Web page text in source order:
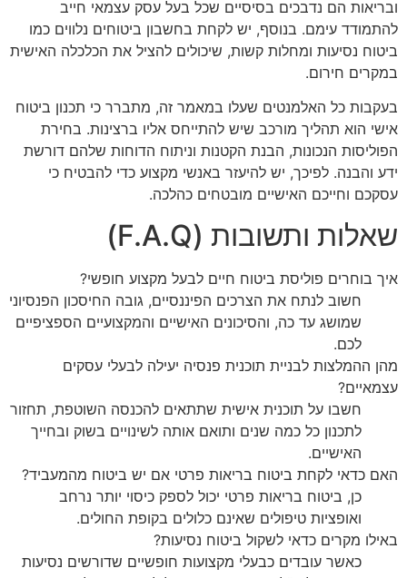
ובריאות הם נדבכים בסיסיים שכל בעל עסק עצמאי חייב
להתמודד עימם. בנוסף, יש לקחת בחשבון ביטוחים נלווים כמו
ביטוח נסיעות ומחלות קשות, שיכולים להציל את הכלכלה האישית
במקרים חירום.
בעקבות כל האלמנטים שעלו במאמר זה, מתברר כי תכנון ביטוח
אישי הוא תהליך מורכב שיש להתייחס אליו ברצינות. בחירת
הפוליסות הנכונות, הבנת הקטנות וניתוח הדוחות שלהם דורשת
ידע והבנה. לפיכך, יש להיעזר באנשי מקצוע כדי להבטיח כי
עסקכם וחייכם האישיים מובטחים כהלכה.
שאלות ותשובות (F.A.Q)
איך בוחרים פוליסת ביטוח חיים לבעל מקצוע חופשי?
חשוב לנתח את הצרכים הפיננסיים, גובה החיסכון הפנסיוני
שמושג עד כה, והסיכונים האישיים והמקצועיים הספציפיים
לכם.
מהן ההמלצות לבניית תוכנית פנסיה יעילה לבעלי עסקים
עצמאיים?
חשבו על תוכנית אישית שתתאים להכנסה השוטפת, תחזור
לתכנון כל כמה שנים ותואם אותה לשינויים בשוק ובחייך
האישיים.
האם כדאי לקחת ביטוח בריאות פרטי אם יש ביטוח מהמעביד?
כן, ביטוח בריאות פרטי יכול לספק כיסוי יותר נרחב
ואופציות טיפולים שאינם כלולים בקופת החולים.
באילו מקרים כדאי לשקול ביטוח נסיעות?
כאשר עובדים כבעלי מקצועות חופשיים שדורשים נסיעות